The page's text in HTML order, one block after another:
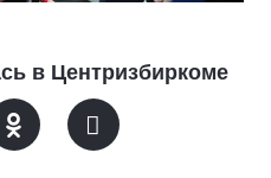
в Центризбиркоме